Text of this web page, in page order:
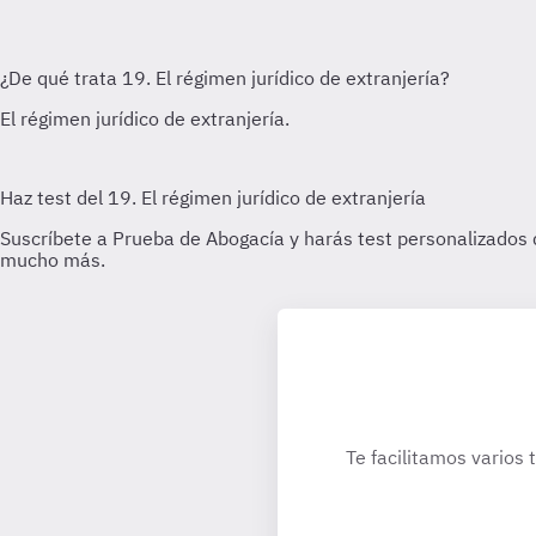
Te facilitamos varios